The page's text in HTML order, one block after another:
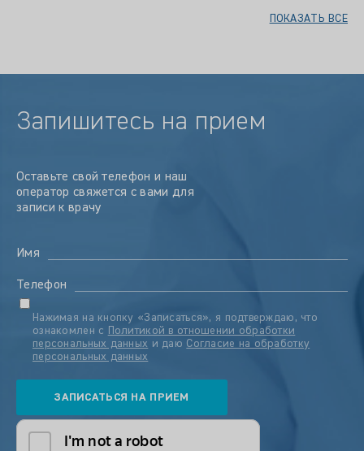
ПОКАЗАТЬ ВСЕ
Запишитесь на прием
Оставьте свой телефон и наш
оператор свяжется с вами для
записи к врачу
Имя
Телефон
Нажимая на кнопку «Записаться», я подтверждаю, что
ознакомлен с
Политикой в отношении обработки
персональных данных и даю Согласие на обработку
персональных данных